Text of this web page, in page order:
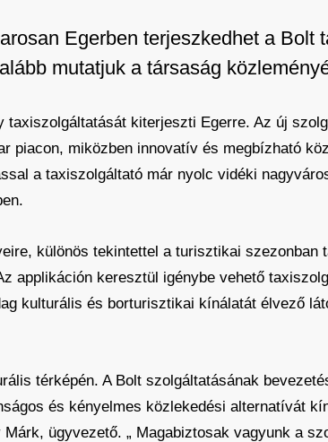
Egerben terjeszkedhet a Bolt
mutatjuk a társaság
kiterjeszti Egerre. Az új
piacon, miközben innovatív és megbízható
a taxiszolgáltató már nyolc vidéki
különös tekintettel a turisztikai szezonban
applikáción keresztül igénybe vehető
kulturális és borturisztikai kínálatát élvező
térképén. A Bolt szolgáltatásának
és kényelmes közlekedési alternatívát
ügyvezető. „ Magabiztosak vagyunk a